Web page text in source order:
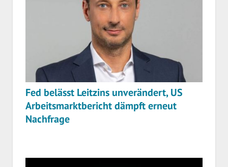
Fed belässt Leitzins unverändert, US
Arbeitsmarktbericht dämpft erneut
Nachfrage